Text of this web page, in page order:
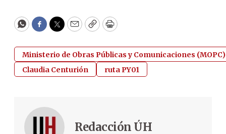
WhatsApp
Facebook
Twitter
EmailCopyPrint
Ministerio de Obras Públicas y Comunicaciones (MOPC)
Claudia Centurión
ruta PY01
Redacción ÚH